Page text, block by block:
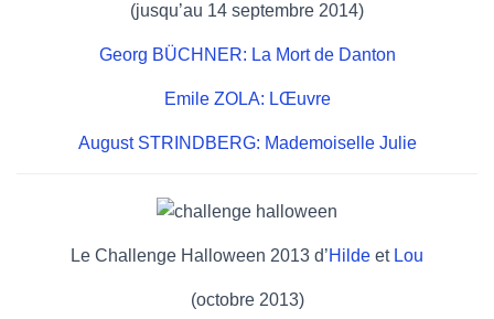
(jusqu’au 14 septembre 2014)
Georg BÜCHNER: La Mort de Danton
Emile ZOLA: LŒuvre
August STRINDBERG: Mademoiselle Julie
Le Challenge Halloween 2013 d’Hilde et Lou
(octobre 2013)